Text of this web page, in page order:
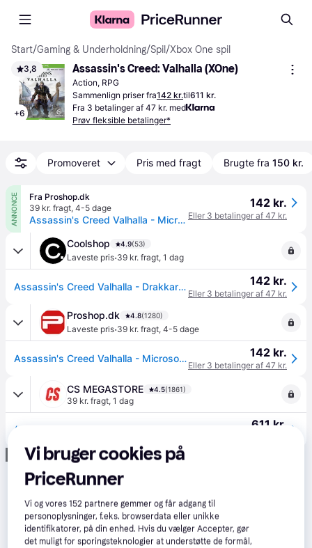
Start/Gaming & Underholdning/Spil /Xbox One spil
3,8
+6
Assassin's Creed: Valhalla (XOne)
Action, RPG
Sammenlign priser fra142 kr.til611 kr.
Fra 3 betalinger af 47 kr. med
Prøv fleksible betalinger*
Promoveret Pris med fragt Brugte fra 150 kr.
ANNONCE
Fra Proshop.dk
39 kr. fragt, 4-5 dage
Assassin's Creed Valhalla - Microsoft Xbox One - Action/Adventure
142 kr.
Eller 3 betalinger af 47 kr.
Coolshop 4.9(53)
Laveste pris·39 kr. fragt, 1 dag
Assassin's Creed Valhalla - Drakkar Edition (IT/Multi in Game) - Klar til levering - Prismatch 142 kr.
Eller 3 betalinger af 47 kr.
Proshop.dk 4.8(1280)
Laveste pris·39 kr. fragt, 4-5 dage
Assassin's Creed Valhalla - Microsoft Xbox One - Action/Adventure 142 kr.
Eller 3 betalinger af 47 kr.
CS MEGASTORE 4.5(1861)
39 kr. fragt, 1 dag
611 kr.
Annonce
Vi bruger cookies på
PriceRunner
Vi og vores152 partnere gemmer og får adgang til
personoplysninger, f.eks. browserdata eller unikke
identifikatorer, på din enhed. Hvis du vælger Accepter, gør
det muligt for sporingsteknologier at understøtte de formål,